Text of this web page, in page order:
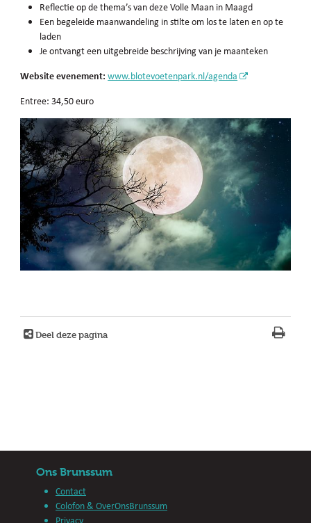
Reflectie op de thema’s van deze Volle Maan in Maagd
Een begeleide maanwandeling in stilte om los te laten en op te
laden
Je ontvangt een uitgebreide beschrijving van je maanteken
Website evenement:www.blotevoetenpark.nl/agenda
Entree: 34,50 euro
Deel deze pagina
Ons Brunssum
Contact
Colofon & OverOnsBrunssum
Privacy